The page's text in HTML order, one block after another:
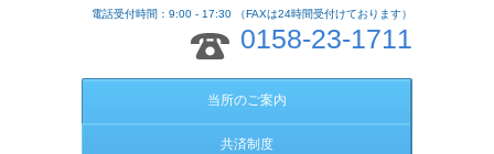
電話受付時間：9:00 - 17:30 （FAXは24時間受付けております）
0158-23-1711
当所のご案内
共済制度